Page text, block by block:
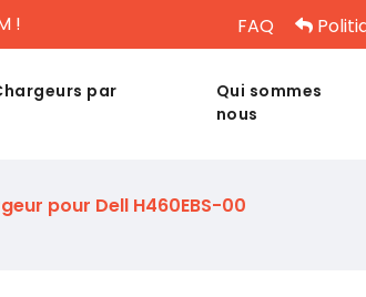
! FAQ
par
Qui sommes
nous
pour Dell H460EBS-00